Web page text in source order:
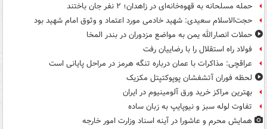
حمله مسلحانه به قهوه‌خانه‌ای در زاهدان؛ ۲ نفر جان باختند
حجت‌الاسلام سعیدی: شهید خادمی مورد اعتماد و وثوق امام شهید بود
حملات انصارالله یمن به مواضع مزدوران در بندر المخا
فولاد راه استقلال را با رضاییان رفت
عراقچی: مذاکرات با عمان درباره تنگه هرمز در مراحل پایانی است
لحظه فوران آتشفشان پوپوکتپتل مکزیک
بهترین مراکز خرید ورق آلومینیوم در ایران
تفاوت لوله سبز و نیوپایپ به زبان ساده
همایش محرم و عاشورا در آینه اسناد وزارت امور خارجه